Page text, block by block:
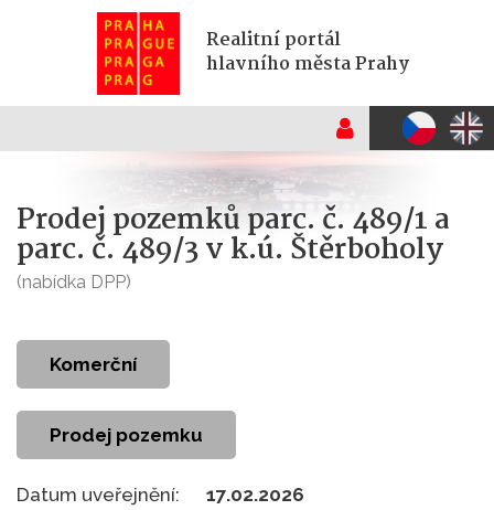
Realitní portál
hlavního města Prahy
Prodej pozemků parc. č. 489/1 a
parc. č. 489/3 v k.ú. Štěrboholy
(nabídka DPP)
komerční
Prodej pozemku
Datum uveřejnění: 17.02.2026